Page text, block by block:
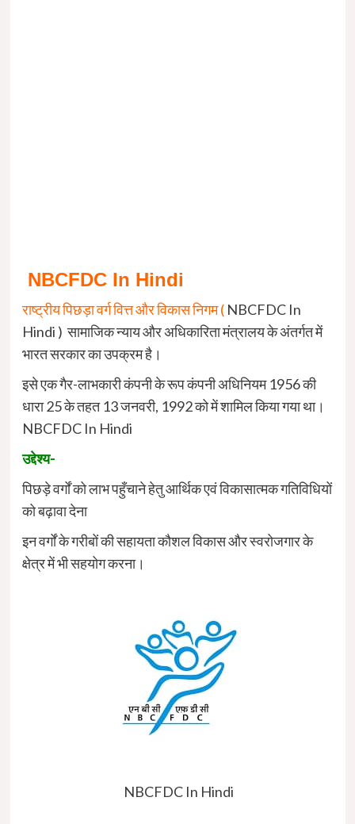
NBCFDC In Hindi
राष्ट्रीय पिछड़ा वर्ग वित्त और विकास निगम ( NBCFDC In
Hindi ) सामाजिक न्याय और अधिकारिता मंत्रालय के अंतर्गत में
भारत सरकार का उपक्रम है।
इसे एक गैर-लाभकारी कंपनी के रूप कंपनी अधिनियम 1956 की
धारा 25 के तहत 13 जनवरी, 1992 को में शामिल किया गया था।
NBCFDC In Hindi
उद्देश्य-
पिछड़े वर्गों को लाभ पहुँचाने हेतु आर्थिक एवं विकासात्मक गतिविधियों
को बढ़ावा देना
इन वर्गों के गरीबों की सहायता कौशल विकास और स्वरोजगार के
क्षेत्र में भी सहयोग करना।
NBCFDC In Hindi